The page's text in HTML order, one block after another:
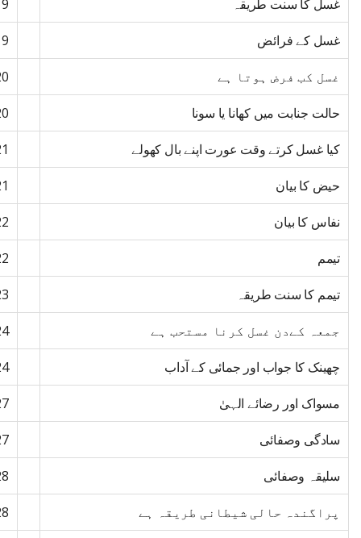
غسل کا سنت طریقہ
غسل کے فرائض
غسل کب فرض ہوتا ہے
حالت جنابت میں کھانا یا سونا
کیا غسل کرتے وقت عورت اپنے بال کھولے
حیض کا بیان
نفاس کا بیان
تیمم
تیمم کا سنت طریقہ
جمعہ کےدن غسل کرنا مستحب ہے
چھینک کا جواب اور جمائی کے آداب
مسواک اور رضائے الہیٰ
سادگی وصفائی
سلیقہ وصفائی
پراگندہ حالی شیطانی طریقہ ہے